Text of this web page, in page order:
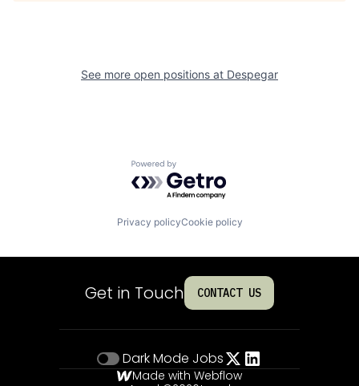
See more open positions at Despegar
Powered by Getro.com
Privacy policyCookie policy
Get in Touch CONTACT US
Dark Mode Jobs
Made with Webflow